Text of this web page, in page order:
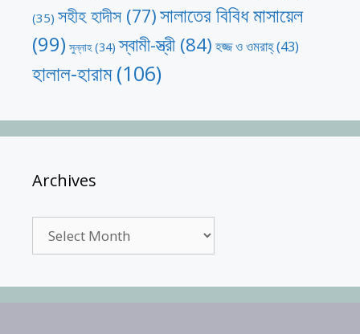
(35) সহীহ হাদীস(77)সালাতের বিবিধ মাসায়েল
(99) সুন্নাহ(34) স্বামী-স্ত্রী(84) হজ্জ ও ওমরাহ্‌(43)
হালাল-হারাম(106)
Archives